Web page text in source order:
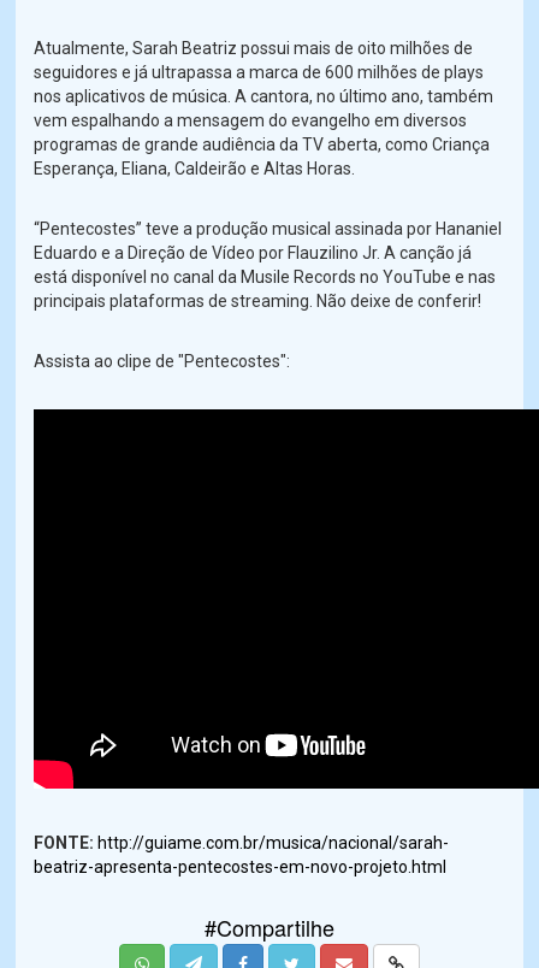
Atualmente, Sarah Beatriz possui mais de oito milhões de
seguidores e já ultrapassa a marca de 600 milhões de plays
nos aplicativos de música. A cantora, no último ano, também
vem espalhando a mensagem do evangelho em diversos
programas de grande audiência da TV aberta, como Criança
Esperança, Eliana, Caldeirão e Altas Horas.
“Pentecostes” teve a produção musical assinada por Hananiel
Eduardo e a Direção de Vídeo por Flauzilino Jr. A canção já
está disponível no canal da Musile Records no YouTube e nas
principais plataformas de streaming. Não deixe de conferir!
Assista ao clipe de "Pentecostes":
FONTE: http://guiame.com.br/musica/nacional/sarah-
beatriz-apresenta-pentecostes-em-novo-projeto.html
#Compartilhe